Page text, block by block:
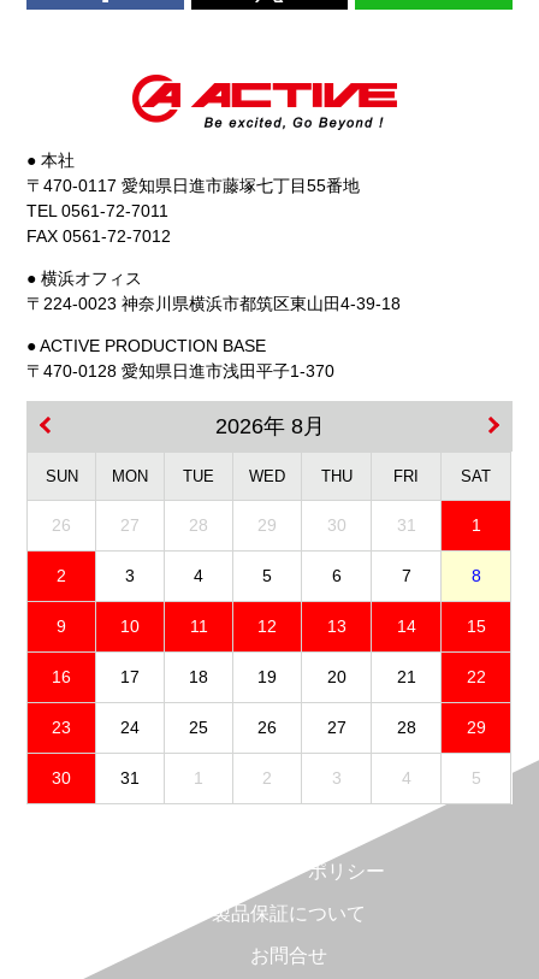
● 本社
〒470-0117 愛知県日進市藤塚七丁目55番地
TEL 0561-72-7011
FAX 0561-72-7012
● 横浜オフィス
〒224-0023 神奈川県横浜市都筑区東山田4-39-18
● ACTIVE PRODUCTION BASE
〒470-0128 愛知県日進市浅田平子1-370
2026年 8月
SUN MON TUE WED THU FRI SAT
26 27 28 29 30 31 1
2 3 4 5 6 7 8
9 10 11 12 13 14 15
16 17 18 19 20 21 22
23 24 25 26 27 28 29
30 31 1 2 3 4 5
プライバシーポリシー
製品保証について
お問合せ